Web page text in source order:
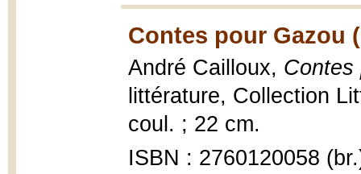
Contes pour Gazou
André Cailloux, Contes
littérature, Collection
coul. ; 22 cm.
ISBN : 2760120058